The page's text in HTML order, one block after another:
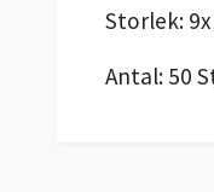
Storlek:
Antal: 50